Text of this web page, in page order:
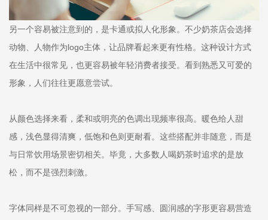
另一个容易被注意到的，是卡通或拟人化形象。不少奶茶店会选择
动物、人物作为logo主体，让品牌看起来更有性格。这种设计方式
在生活中很常见，也更容易被年轻消费者接受。看到熟悉又可爱的
形象，人们往往更愿意尝试。
从颜色选择来看，柔和或明亮的色调出现频率很高。暖色给人甜
感，浅色显得清爽，低饱和色则更耐看。这些搭配并非随意，而是
与日常饮用场景密切相关。毕竟，大多数人喝奶茶时追求的是放
松，而不是强烈刺激。
字体同样是不可忽视的一部分。手写感、圆润感的字形更容易营造